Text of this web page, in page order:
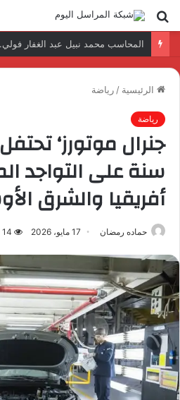
بحث
عن
الرئيسية / رياضة
رياضة
سنة على التواجد
أفريقيا والشرق
حماده رمضان 17 مايو، 2026 14